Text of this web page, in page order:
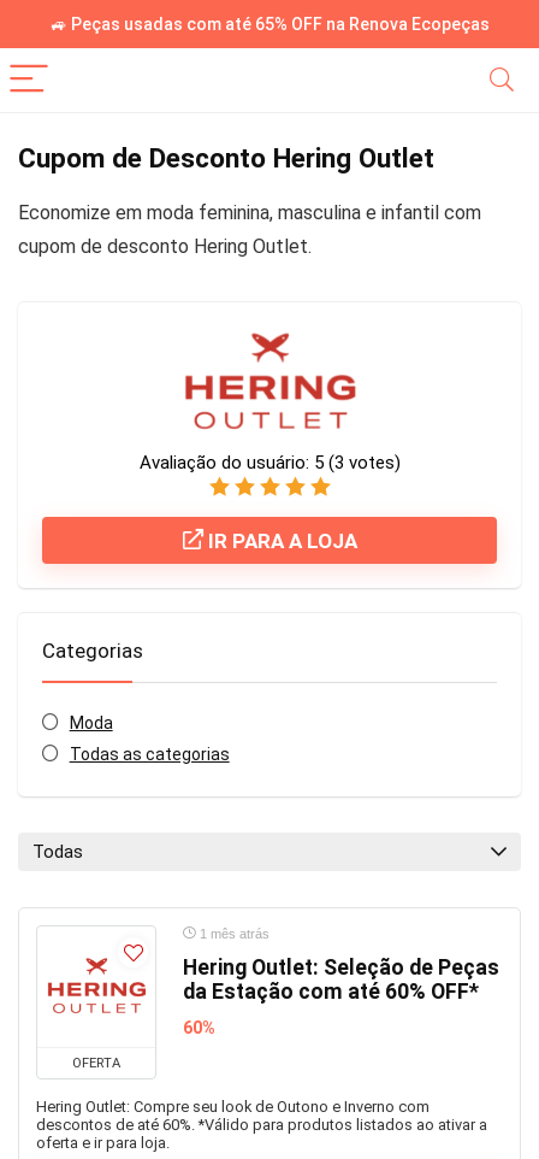
🚙 Peças usadas com até 65% OFF na Renova Ecopeças
Cupom de Desconto Hering Outlet
Economize em moda feminina, masculina e infantil com
cupom de desconto Hering Outlet.
Avaliação do usuário: 5 (3 votes)
IR PARA A LOJA
Categorias
Moda
Todas as categorias
Todas
OFERTA
1 mês atrás
Hering Outlet: Seleção de Peças
da Estação com até 60% OFF*
60%
Hering Outlet: Compre seu look de Outono e Inverno com
descontos de até 60%. *Válido para produtos listados ao ativar a
oferta e ir para loja.